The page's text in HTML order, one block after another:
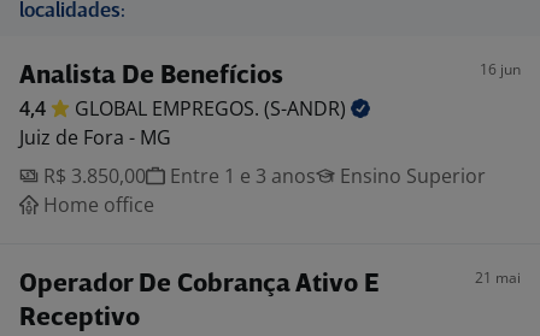
localidades:
Analista De Benefícios 16 jun
4,4 GLOBAL EMPREGOS. (S-ANDR)
Juiz de Fora - MG
R$ 3.850,00
Entre 1 e 3 anos
Ensino Superior
Home office
Operador De Cobrança Ativo E
Receptivo
21 mai